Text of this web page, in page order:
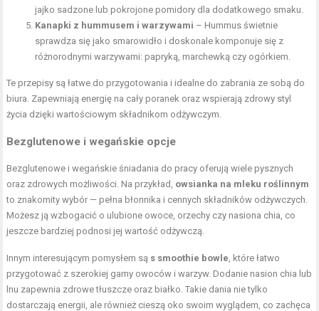
jajko sadzone lub pokrojone pomidory dla dodatkowego smaku.
Kanapki z hummusem i warzywami – Hummus świetnie
sprawdza się jako smarowidło i doskonale komponuje się z
różnorodnymi warzywami: papryką, marchewką czy ogórkiem.
Te przepisy są łatwe do przygotowania i idealne do zabrania ze sobą do
biura. Zapewniają energię na cały poranek oraz wspierają zdrowy styl
życia dzięki wartościowym składnikom odżywczym.
Bezglutenowe i wegańskie opcje
Bezglutenowe i wegańskie śniadania do pracy oferują wiele pysznych
oraz zdrowych możliwości. Na przykład, owsianka na mleku roślinnym
to znakomity wybór — pełna błonnika i cennych składników odżywczych.
Możesz ją wzbogacić o ulubione owoce, orzechy czy nasiona chia, co
jeszcze bardziej podnosi jej wartość odżywczą.
Innym interesującym pomysłem są s smoothie bowle, które łatwo
przygotować z szerokiej gamy owoców i warzyw. Dodanie nasion chia lub
lnu zapewnia zdrowe tłuszcze oraz białko. Takie dania nie tylko
dostarczają energii, ale również cieszą oko swoim wyglądem, co zachęca